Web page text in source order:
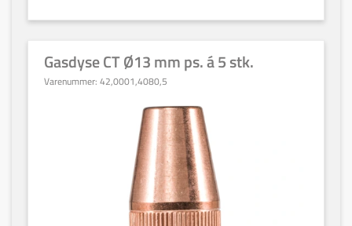
Gasdyse CT Ø13 mm ps. á 5 stk.
Varenummer: 42,0001,4080,5